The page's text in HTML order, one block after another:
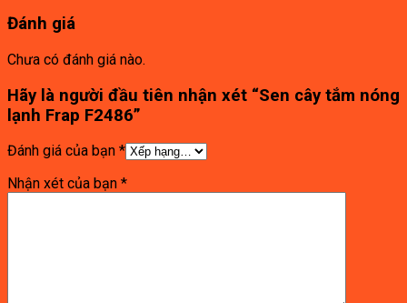
Đánh giá
Chưa có đánh giá nào.
Hãy là người đầu tiên nhận xét “Sen cây tắm nóng
lạnh Frap F2486”
Đánh giá của bạn *
Nhận xét của bạn *